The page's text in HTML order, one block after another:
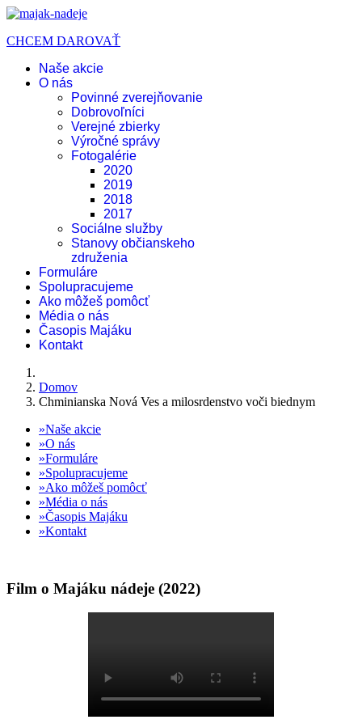
CHCEM DAROVAŤ
Naše akcie
O nás
Povinné zverejňovanie
Dobrovoľníci
Verejné zbierky
Výročné správy
Fotogalérie
2020
2019
2018
2017
Sociálne služby
Stanovy občianskeho
združenia
Formuláre
Spolupracujeme
Ako môžeš pomôcť
Média o nás
Časopis Majáku
Kontakt
Domov
Chminianska Nová Ves a milosrdenstvo voči biednym
Naše akcie
O nás
Formuláre
Spolupracujeme
Ako môžeš pomôcť
Média o nás
Časopis Majáku
Kontakt
Film o Majáku nádeje (2022)